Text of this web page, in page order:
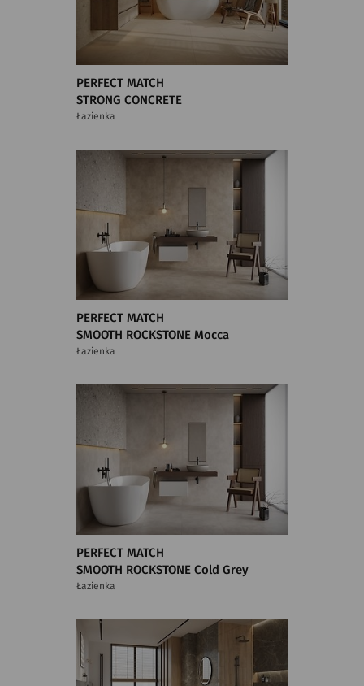
PERFECT MATCH
STRONG CONCRETE
Łazienka
PERFECT MATCH
SMOOTH ROCKSTONE Mocca
Łazienka
PERFECT MATCH
SMOOTH ROCKSTONE Cold Grey
Łazienka